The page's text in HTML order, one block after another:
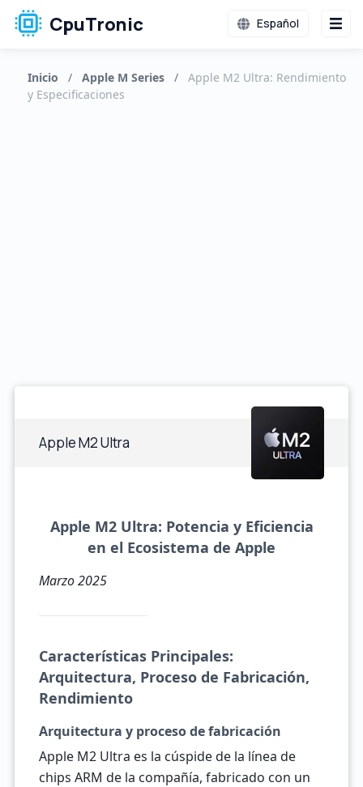
CpuTronic Español
Inicio / Apple M Series /
Apple M2 Ultra: Rendimiento
y Especificaciones
Apple M2 Ultra
Apple M2 Ultra: Potencia y Eficiencia
en el Ecosistema de Apple
Marzo 2025
Características Principales:
Arquitectura, Proceso de Fabricación,
Rendimiento
Arquitectura y proceso de fabricación
Apple M2 Ultra es la cúspide de la línea de
chips ARM de la compañía, fabricado con un